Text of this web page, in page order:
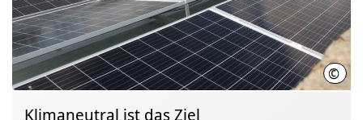
©
Klimaneutral ist das Ziel